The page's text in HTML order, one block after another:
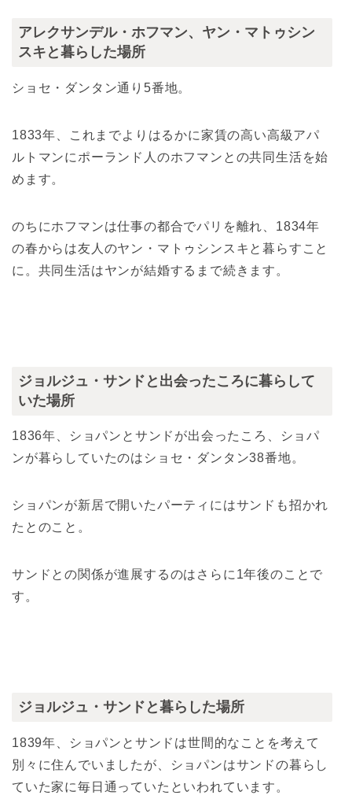
アレクサンデル・ホフマン、ヤン・マトゥシン
スキと暮らした場所
ショセ・ダンタン通り5番地。
1833年、これまでよりはるかに家賃の高い高級アパ
ルトマンにポーランド人のホフマンとの共同生活を始
めます。
のちにホフマンは仕事の都合でパリを離れ、1834年
の春からは友人のヤン・マトゥシンスキと暮らすこと
に。共同生活はヤンが結婚するまで続きます。
ジョルジュ・サンドと出会ったころに暮らして
いた場所
1836年、ショパンとサンドが出会ったころ、ショパ
ンが暮らしていたのはショセ・ダンタン38番地。
ショパンが新居で開いたパーティにはサンドも招かれ
たとのこと。
サンドとの関係が進展するのはさらに1年後のことで
す。
ジョルジュ・サンドと暮らした場所
1839年、ショパンとサンドは世間的なことを考えて
別々に住んでいましたが、ショパンはサンドの暮らし
ていた家に毎日通っていたといわれています。